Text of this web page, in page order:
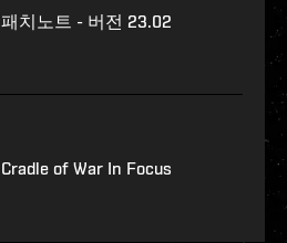
패치노트 - 버전 23.02
Cradle of War In Focus